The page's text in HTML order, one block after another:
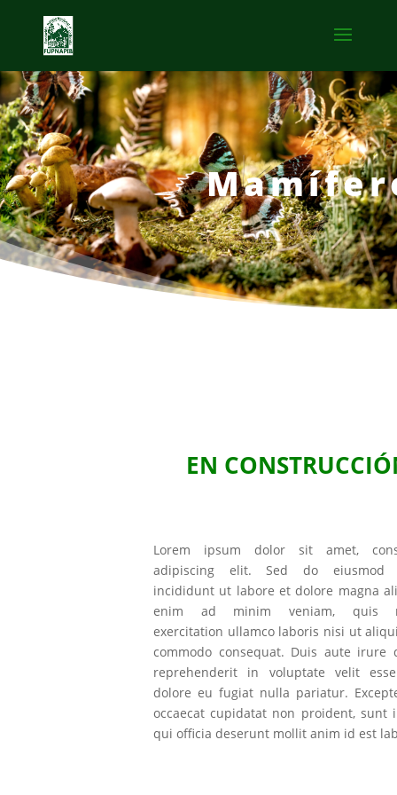
EN
Lorem ipsum dolor sit amet,
adipiscing elit. Sed do eiusmod
incididunt ut labore et dolore magna
enim ad minim veniam, quis
exercitation ullamco laboris nisi ut
commodo consequat. Duis aute irure
reprehenderit in voluptate velit
dolore eu fugiat nulla pariatur.
occaecat cupidatat non proident, sunt
qui officia deserunt mollit anim id est